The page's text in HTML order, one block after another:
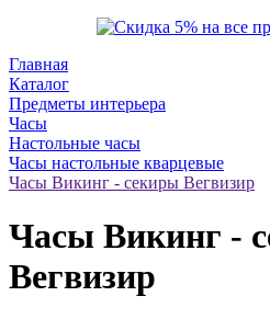
Главная
Каталог
Предметы интерьера
Часы
Настольные часы
Часы настольные кварцевые
Часы Викинг - секиры Вегвизир
Часы Викинг -
Вегвизир